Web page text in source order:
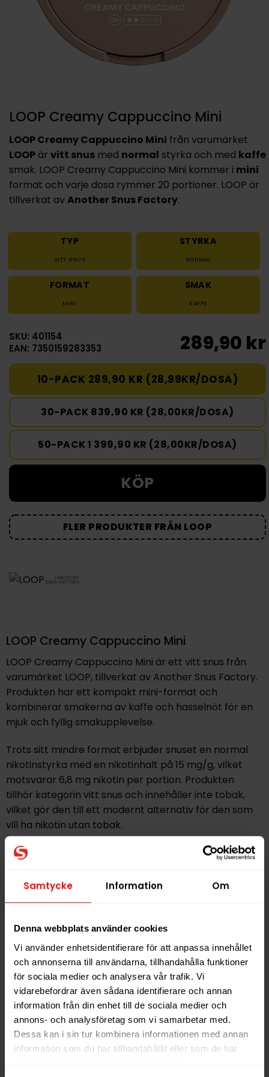
Samtycke Information Om
Denna webbplats använder cookies
Vi använder enhetsidentifierare för att anpassa innehållet
och annonserna till användarna, tillhandahålla funktioner
för sociala medier och analysera vår trafik. Vi
vidarebefordrar även sådana identifierare och annan
information från din enhet till de sociala medier och
annons- och analysföretag som vi samarbetar med.
Dessa kan i sin tur kombinera informationen med annan
information som du har tillhandahållit eller som de har
LOOP Creamy Cappuccino Mini
LOOP Creamy Cappuccino Mini från varumärket
LOOP är vitt snus med normal styrka och med kaffe
smak. LOOP Creamy Cappuccino Mini kommer i mini
format och varje dosa rymmer 20 portioner. LOOP är
tillverkat avAnother Snus Factory.
TYP
VITT SNUS
STYRKA
NORMAL
FORMAT
MINI
SMAK
KAFFE
SKU: 401154
EAN: 7350159283353
289,90 kr
10-PACK 289,90 KR (28,99KR/DOSA)
30-PACK 839,90 KR (28,00KR/DOSA)
50-PACK 1 399,90 KR (28,00KR/DOSA)
KÖP
FLER PRODUKTER FRÅN LOOP
LOOP Creamy Cappuccino Mini
LOOP Creamy Cappuccino Mini är ett vitt snus från
varumärket LOOP, tillverkat av Another Snus Factory.
Produkten har ett kompakt mini-format och
kombinerar smakerna av kaffe och hasselnöt för en
mjuk och fyllig smakupplevelse.
Trots sitt mindre format erbjuder snuset en normal
nikotinstyrka med en nikotinhalt på 15 mg/g, vilket
motsvarar 6,8 mg nikotin per portion. Produkten
tillhör kategorin vitt snus och innehåller inte tobak,
vilket gör den till ett modernt alternativ för den som
vill ha nikotin utan tobak.
Varje dosa innehåller 20 portioner och är utformad för
Creamy Cappuccino Mini är ett val för den som
Hitta alla produkter frånLOOP
Alla produkter med smakenKaffe
PRODUKTINFORMATION
Typ
Vitt Snus
Smak
Kaffe